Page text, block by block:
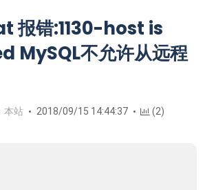
报错:1130-host is
MySQL不允许从远程
本站 2018/09/15 14:44:37 (2)